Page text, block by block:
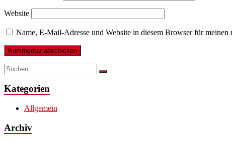
Website
Name, E-Mail-Adresse und Website in diesem Browser für meinen
Kategorien
Allgemein
Archiv